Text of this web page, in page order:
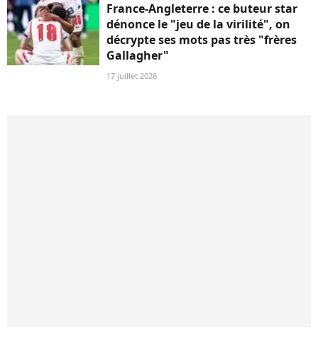
France-Angleterre : ce buteur star
dénonce le "jeu de la virilité", on
décrypte ses mots pas très "frères
Gallagher"
17 juillet 2026